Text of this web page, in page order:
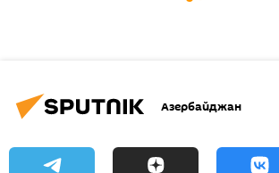
Азербайджан